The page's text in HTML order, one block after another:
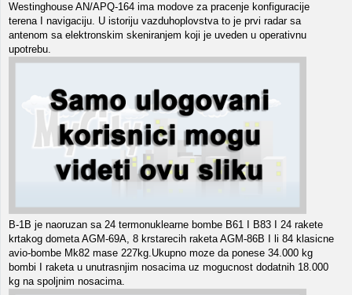
Westinghouse AN/APQ-164 ima modove za pracenje konfiguracije
terena I navigaciju. U istoriju vazduhoplovstva to je prvi radar sa
antenom sa elektronskim skeniranjem koji je uveden u operativnu
upotrebu.
B-1B je naoruzan sa 24 termonuklearne bombe B61 I B83 I 24 rakete
krtakog dometa AGM-69A, 8 krstarecih raketa AGM-86B I li 84 klasicne
avio-bombe Mk82 mase 227kg.Ukupno moze da ponese 34.000 kg
bombi I raketa u unutrasnjim nosacima uz mogucnost dodatnih 18.000
kg na spoljnim nosacima.